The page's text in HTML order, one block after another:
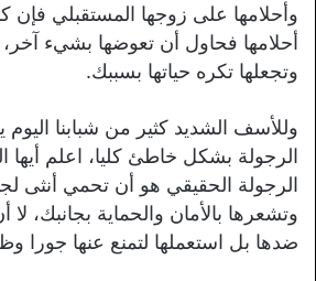
وأحلامها على زوجها المستقبلي
أحلامها فحاول أن تعوضها بشيء آخر،
وتجعلها تكره حياتها بسببك.
وللأسف الشديد كثير من شبابنا
الرجولة بشكل خاطئ كليا، اعلم
الرجولة الحقيقي هو أن تحمي أنثى
وتشعرها بالأمان والحماية بجانبك،
ضدها بل استعملها لتمنع عنها جورا